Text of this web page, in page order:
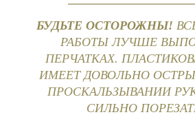
БУДЬТЕ ОСТОРОЖНЫ!
РАБОТЫ ЛУЧШЕ
ПЕРЧАТКАХ.
ИМЕЕТ ДОВОЛЬНО
ПРОСКАЛЬЗЫВАНИИ
СИЛЬНО